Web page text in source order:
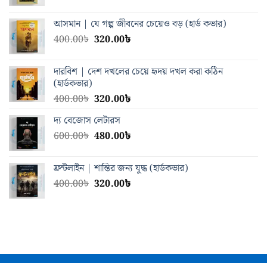
400.00৳.320.00৳.
আসমান | যে গল্প জীবনের চেয়েও বড় (হার্ড কভার)
400.00৳ Original
was:
400.00৳.
320.00৳Current
320.00৳.
দারবিশ | দেশ দখলের চেয়ে হৃদয় দখল করা কঠিন
(হার্ডকভার)
400.00৳ Original
price
was:
400.00৳.
320.00৳Current
320.00৳.
দ্য বেজোস লেটারস
600.00৳ Original
was:
600.00৳.
480.00৳Current
480.00৳.
ফ্রন্টলাইন | শান্তির জন্য যুদ্ধ (হার্ডকভার)
400.00৳ Original
320.00৳Current